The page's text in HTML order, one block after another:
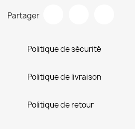
Partager
Politique de sécurité
Politique de livraison
Politique de retour